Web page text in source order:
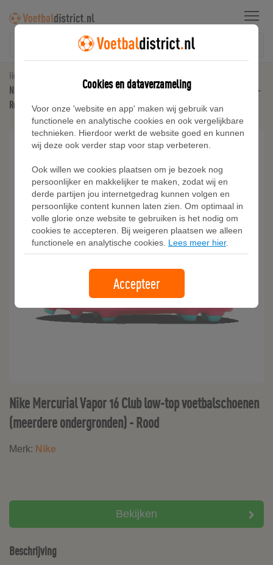
Menu
Home
Nike Mercurial Vapor 16 Club low-top voetbalschoenen (meerdere ondergronden) -
Rood
Nike Mercurial Vapor 16 Club low-top voetbalschoenen
(meerdere ondergronden) - Rood
Merk: Nike
Bekijken
Beschrijving
Cookies en dataverzameling
Voor onze 'website en app' maken wij gebruik van
functionele en analytische cookies en ook vergelijkbare
technieken. Hierdoor werkt de website goed en kunnen
wij deze ook verder stap voor stap verbeteren.
Ook willen we cookies plaatsen om je bezoek nog
persoonlijker en makkelijker te maken, zodat wij en
derde partijen jou internetgedrag kunnen volgen en
persoonlijke content kunnen laten zien. Om optimaal in
volle glorie onze website te gebruiken is het nodig om
cookies te accepteren. Bij weigeren plaatsen we alleen
functionele en analytische cookies. Lees meer hier.
Accepteer